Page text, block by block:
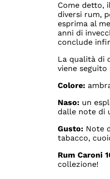
Come detto,
diversi rum,
esprima al
anni di
conclude
La qualità di
viene
Colore:
Naso: un
dalle note di
Gusto: Note
tabacco,
Rum Caroni
collezione!